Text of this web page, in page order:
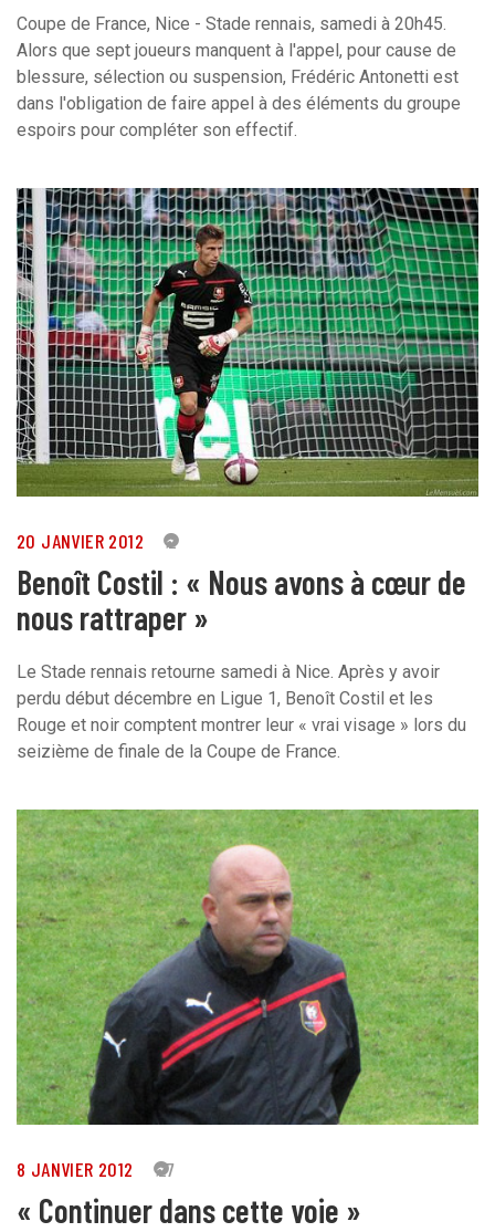
Coupe de France, Nice - Stade rennais, samedi à 20h45.
Alors que sept joueurs manquent à l'appel, pour cause de
blessure, sélection ou suspension, Frédéric Antonetti est
dans l'obligation de faire appel à des éléments du groupe
espoirs pour compléter son effectif.
20 JANVIER 2012 2
Benoît Costil : « Nous avons à cœur de
nous rattraper »
Le Stade rennais retourne samedi à Nice. Après y avoir
perdu début décembre en Ligue 1, Benoît Costil et les
Rouge et noir comptent montrer leur « vrai visage » lors du
seizième de finale de la Coupe de France.
8 JANVIER 2012 27
« Continuer dans cette voie »